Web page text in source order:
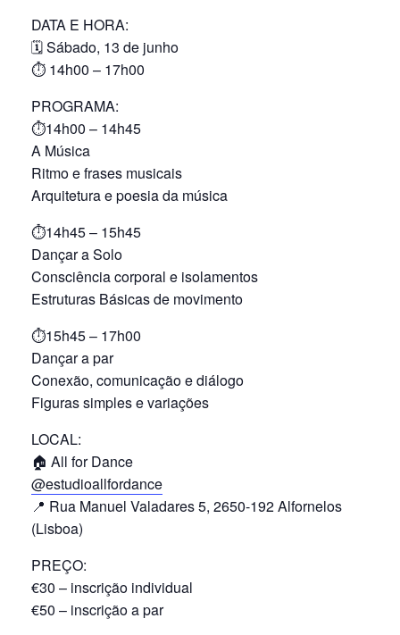
DATA E HORA:
🗓 Sábado, 13 de junho
⏱ 14h00 – 17h00
PROGRAMA:
⏱14h00 – 14h45
A Música
Ritmo e frases musicais
Arquitetura e poesia da música
⏱14h45 – 15h45
Dançar a Solo
Consciência corporal e isolamentos
Estruturas Básicas de movimento
⏱15h45 – 17h00
Dançar a par
Conexão, comunicação e diálogo
Figuras simples e variações
LOCAL:
🏠 All for Dance
@estudioallfordance
📍 Rua Manuel Valadares 5, 2650-192 Alfornelos
(Lisboa)
PREÇO:
€30 – inscrição individual
€50 – inscrição a par